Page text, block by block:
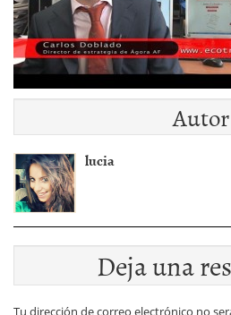
Autor
lucia
Deja una